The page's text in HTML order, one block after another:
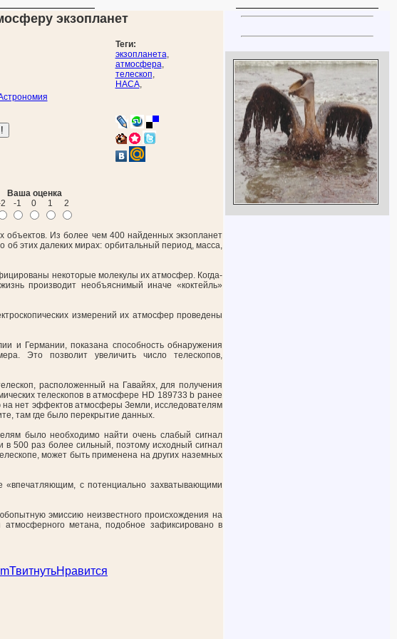
экзопланет
Теги:
экзопланета,
атмосфера,
телескоп,
НАСА,
Ваша оценка
-1 0 1 2
Из более чем 400 найденных экзопланет
этих далеких мирах: орбитальный период, масса,
некоторые молекулы их атмосфер. Когда-
производит необъяснимый иначе «коктейль»
измерений их атмосфер проведены
и Германии, показана способность обнаружения
Это позволит увеличить число телескопов,
расположенный на Гавайях, для получения
телескопов в атмосфере HD 189733 b ранее
нет эффектов атмосферы Земли, исследователям
там где было перекрытие данных.
было необходимо найти очень слабый сигнал
500 раз более сильный, поэтому исходный сигнал
может быть применена на других наземных
«впечатляющим, с потенциально захватывающими
эмиссию неизвестного происхождения на
метана, подобное зафиксировано в
ТвитнутьНравится